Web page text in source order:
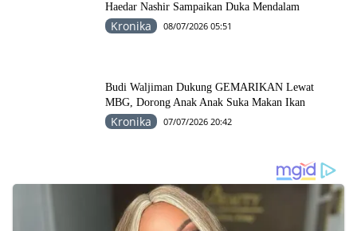
Haedar Nashir Sampaikan Duka Mendalam
Kronika 08/07/2026 05:51
Budi Waljiman Dukung GEMARIKAN Lewat
MBG, Dorong Anak Anak Suka Makan Ikan
Kronika 07/07/2026 20:42